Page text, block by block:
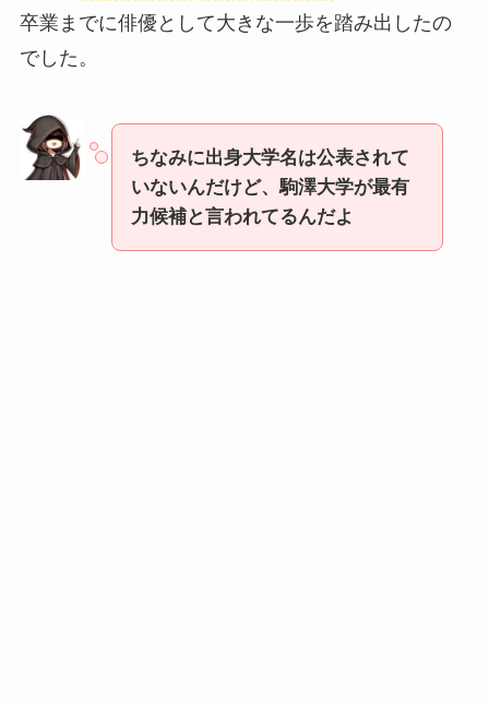
卒業までに俳優として大きな一歩を踏み出したの
でした。
ちなみに出身大学名は公表されて
いないんだけど、駒澤大学が最有
力候補と言われてるんだよ